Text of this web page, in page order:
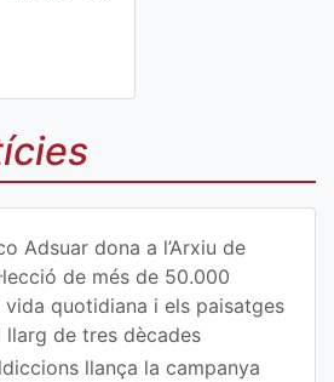
Adsuar dona a l’Arxiu de
de més de 50.000
vida quotidiana i els paisatges
de tres dècades
llança la campanya